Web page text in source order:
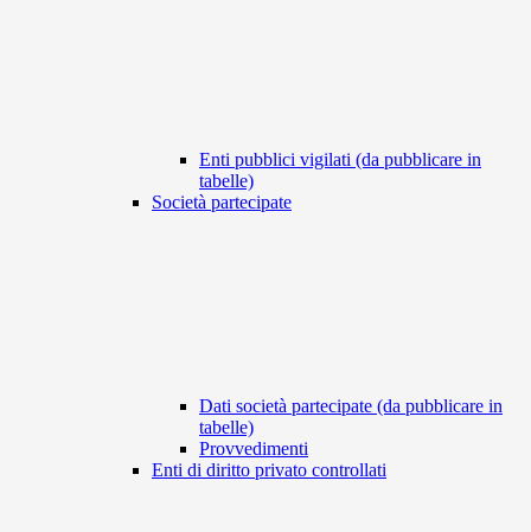
Enti pubblici vigilati (da pubblicare in
tabelle)
Società partecipate
Dati società partecipate (da pubblicare in
tabelle)
Provvedimenti
Enti di diritto privato controllati